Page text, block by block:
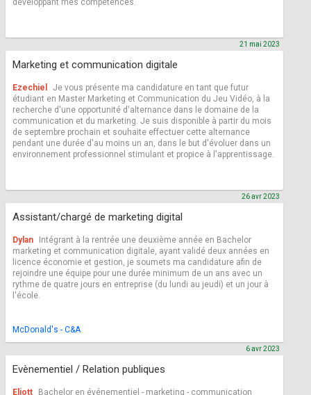
développant mes compétences.
Marketing et communication digitale
21 mai 2023
Ezechiel
Je vous présente ma candidature en tant que futur
étudiant en Master Marketing et Communication du Jeu Vidéo, à la
recherche d'une opportunité d'alternance dans le domaine de la
communication et du marketing. Je suis disponible à partir du mois
de septembre prochain et souhaite effectuer cette alternance
pendant une durée d'au moins un an, dans le but d'évoluer dans un
environnement professionnel stimulant et propice à l'apprentissage.
Assistant/chargé de marketing digital
26 avr 2023
Dylan
Intégrant à la rentrée une deuxième année en Bachelor
marketing et communication digitale, ayant validé deux années en
licence économie et gestion, je soumets ma candidature afin de
rejoindre une équipe pour une durée minimum de un ans avec un
rythme de quatre jours en entreprise (du lundi au jeudi) et un jour à
l'école.
McDonald's - C&A
Evènementiel / Relation publiques
6 avr 2023
Eliott
Bachelor en événementiel - marketing - communication